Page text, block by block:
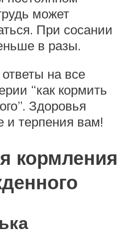
может
При сосании
в разы.
на все
“как кормить
Здоровья
и терпения вам!
кормления